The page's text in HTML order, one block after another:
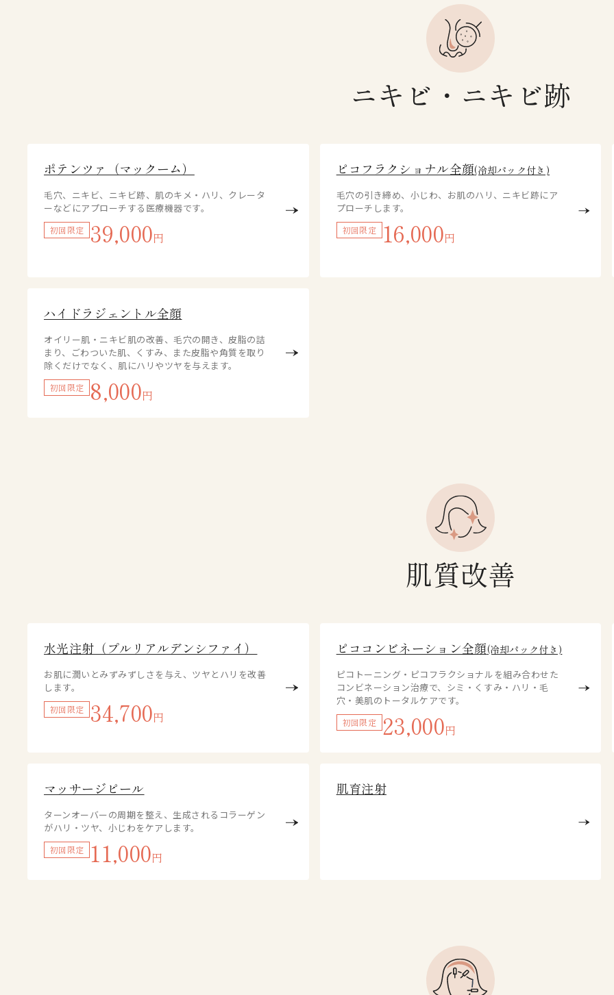
ニキビ・ニキビ跡
ポテンツァ（マックーム）
毛穴、ニキビ、ニキビ跡、肌のキメ・ハリ、クレータ
ーなどにアプローチする医療機器です。
初回限定 39,000円
ピコフラクショナル全顔(冷却パック付き)
毛穴の引き締め、小じわ、お肌のハリ、ニキビ跡にア
プローチします。
初回限定 16,000円
ハイドラジェントル全顔
オイリー肌・ニキビ肌の改善、毛穴の開き、皮脂の詰
まり、ごわついた肌、くすみ、また皮脂や角質を取り
除くだけでなく、肌にハリやツヤを与えます。
初回限定 8,000円
肌質改善
水光注射（プルリアルデンシファイ）
お肌に潤いとみずみずしさを与え、ツヤとハリを改善
します。
初回限定 34,700円
ピココンビネーション全顔(冷却パック付き)
ピコトーニング・ピコフラクショナルを組み合わせた
コンビネーション治療で、シミ・くすみ・ハリ・毛
穴・美肌のトータルケアです。
初回限定 23,000円
マッサージピール
ターンオーバーの周期を整え、生成されるコラーゲン
がハリ・ツヤ、小じわをケアします。
初回限定 11,000円
肌育注射